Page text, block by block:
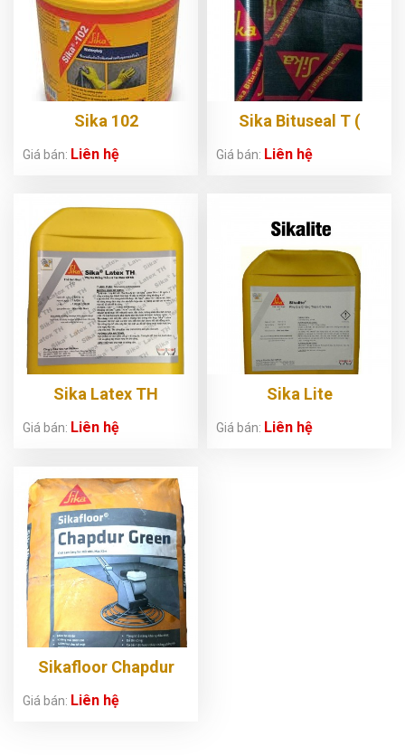
Sika 102
Giá bán: Liên hệ
Sika Bituseal T (
140MG)
Giá bán: Liên hệ
Sika Latex TH
Giá bán: Liên hệ
Sika Lite
Giá bán: Liên hệ
Sikafloor Chapdur
Giá bán: Liên hệ